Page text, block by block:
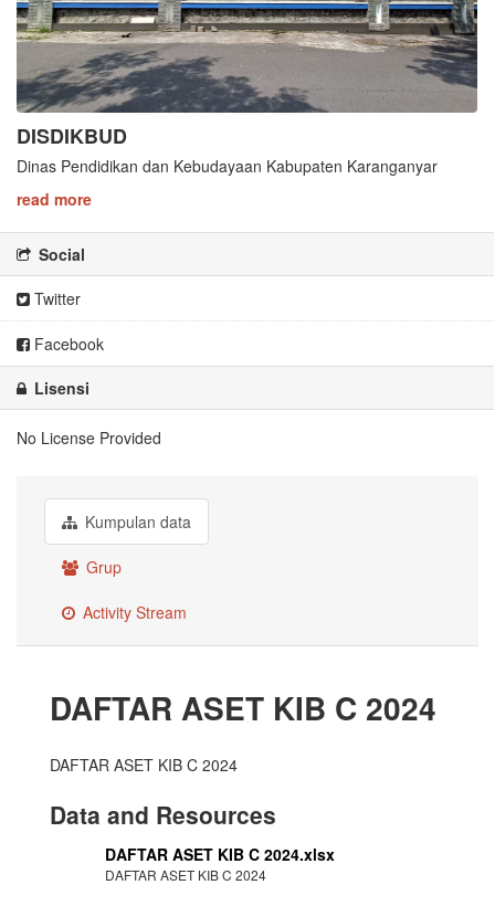
DISDIKBUD
Dinas Pendidikan dan Kebudayaan Kabupaten Karanganyar
read more
Social
Twitter
Facebook
Lisensi
No License Provided
Kumpulan data
Grup
Activity Stream
DAFTAR ASET KIB C 2024
DAFTAR ASET KIB C 2024
Data and Resources
DAFTAR ASET KIB C 2024.xlsx
DAFTAR ASET KIB C 2024